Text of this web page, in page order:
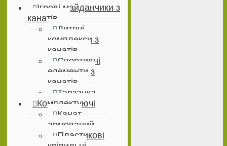
Ігрові майданчики з
канатів
Дитячі
комплекси з
канатів
Спортивні
елементи з
канатів
Тарзанка
Комплектуючі
Канат
армований
Пластикові